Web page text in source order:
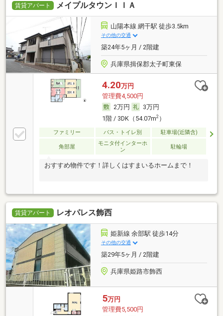
賃貸アパート メイプルタウンＩＩＡ
山陽本線 網干駅 徒歩3.5km
その他の交通
築24年5ヶ月 / 2階建
兵庫県揖保郡太子町東保
4.20万円
管理費4,500円
2万円
3万円
1階 / 3DK（54.07m2）
ファミリー バス・トイレ別 駐車場(近隣含)
角部屋
モニタ付インターホ
ン
駐輪場
おすすめ物件です！詳しくはすまいるホームまで！
賃貸アパート レオパレス飾西
姫新線 余部駅 徒歩14分
その他の交通
築29年5ヶ月 / 2階建
兵庫県姫路市飾西
5万円
管理費5,500円